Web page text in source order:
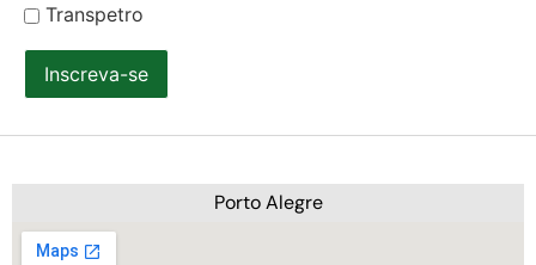
Transpetro
Inscreva-se
Porto Alegre